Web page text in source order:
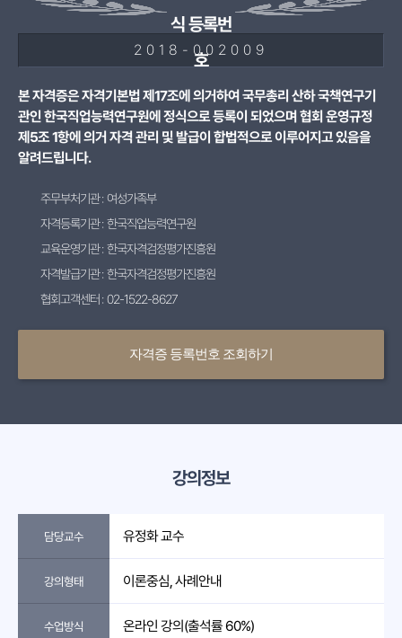
식 등록번
호
2018-002009
본 자격증은 자격기본법 제17조에 의거하여 국무총리 산하 국책연구기
관인 한국직업능력연구원에 정식으로 등록이 되었으며 협회 운영규정
제5조 1항에 의거 자격 관리 및 발급이 합법적으로 이루어지고 있음을
알려드립니다.
주무부처기관 : 여성가족부
자격등록기관 : 한국직업능력연구원
교육운영기관 : 한국자격검정평가진흥원
자격발급기관 : 한국자격검정평가진흥원
협회고객센터 : 02-1522-8627
자격증 등록번호 조회하기
강의정보
담당교수 유정화 교수
강의형태 이론중심, 사례안내
수업방식 온라인 강의(출석률 60%)